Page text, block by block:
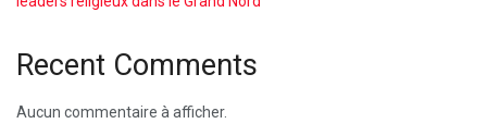
Recent Comments
Aucun commentaire à afficher.